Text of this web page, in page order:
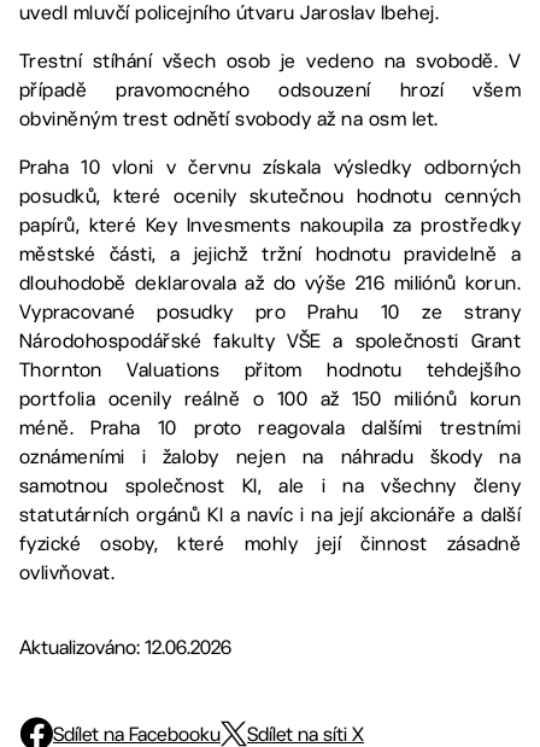
uvedl mluvčí policejního útvaru Jaroslav Ibehej.
Trestní stíhání všech osob je vedeno na svobodě. V
případě pravomocného odsouzení hrozí všem
obviněným trest odnětí svobody až na osm let.
Praha 10 vloni v červnu získala výsledky odborných
posudků, které ocenily skutečnou hodnotu cenných
papírů, které Key Invesments nakoupila za prostředky
městské části, a jejichž tržní hodnotu pravidelně a
dlouhodobě deklarovala až do výše 216 miliónů korun.
Vypracované posudky pro Prahu 10 ze strany
Národohospodářské fakulty VŠE a společnosti Grant
Thornton Valuations přitom hodnotu tehdejšího
portfolia ocenily reálně o 100 až 150 miliónů korun
méně. Praha 10 proto reagovala dalšími trestními
oznámeními i žaloby nejen na náhradu škody na
samotnou společnost KI, ale i na všechny členy
statutárních orgánů KI a navíc i na její akcionáře a další
fyzické osoby, které mohly její činnost zásadně
ovlivňovat.
Aktualizováno: 12.06.2026
Sdílet na Facebooku Sdílet na síti X